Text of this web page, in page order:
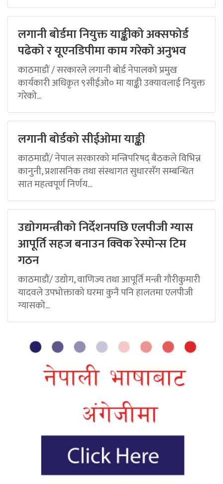
लगानी बोर्डमा नियुक्त याङ्कीको अक्सफोर्ड
पढेको र यूएनडिपीमा काम गरेको अनुभव
काठमाडौं / सरकारले लगानी बोर्ड नेपालको प्रमुख
कार्यकारी अधिकृत ९सीईओ० मा याङ्की उक्यावलाई नियुक्त
गरेको...
लगानी बोर्डको सीईओमा याङ्की
काठमाडौं/ नेपाल सरकारको मन्त्रिपरिषद् बैठकले विभिन्न
कानुनी, प्रशासनिक तथा संस्थागत सुधारसँग सम्बन्धित
सात महत्वपूर्ण निर्णय...
उद्योगमन्त्रीको निर्देशनपछि एलपीजी ग्यास
आपूर्ति सहज बनाउन क्विक रेस्पोन्स टिम
गठन
काठमाडौं/ उद्योग, वाणिज्य तथा आपूर्ति मन्त्री गौरीकुमारी
यादवले उपभोक्ताको घरमा कुनै पनि हालतमा एलपीजी
ग्यासको...